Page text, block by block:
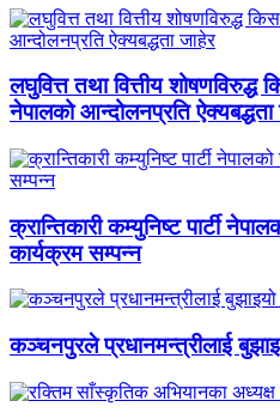
लघुवित्त तथा वित्तीय
नेपालको आन्दोलनप्रति ऐक्यबद्धता
क्रान्तिकारी कम्युनिष्ट पार्टी
कार्यक्रम सम्पन्न
कञ्चनपुरले प्रधानमन्त्रीलाई